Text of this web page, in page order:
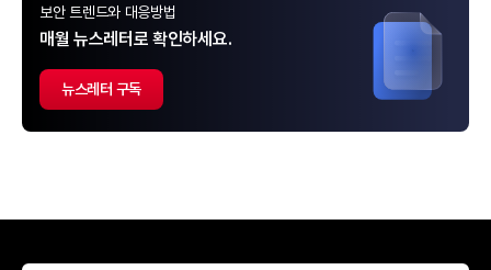
보안 트렌드와 대응방법
매월 뉴스레터로 확인하세요.
뉴스레터 구독